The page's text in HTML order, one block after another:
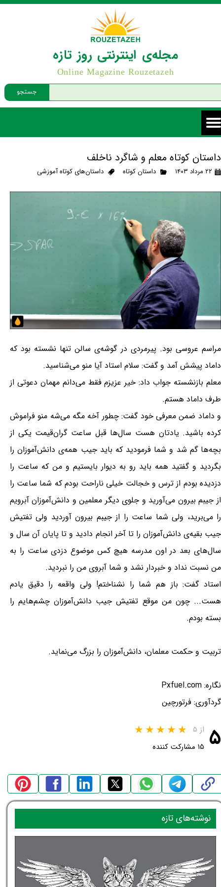
جستجو
مجله‌ی اینترنتی روز تازه
Online Magazine Rouzetazeh
داستان کوتاه معلم و شاگرد ناخلف
۲۲ مرداد ۱۴۰۳ داستان کوتاه داستان‌های کوتاه آموزشی
مراسم عروسی بود. پیرمردی در گوشه‌ی سالن تنها نشسته بود که
داماد پیشش آمد و‌ گفت: سلام استاد آیا منو می‌شناسید.
معلم بازنشسته جواب داد: خیر عزیزم فقط می‌دانم مهمان دعوتی از
طرف داماد هستم.
و داماد ضمن معرفی خود گفت: چطور آخه مگه می‌شه منو فراموش
کرده باشید. یادتان هست سال‌ها قبل ساعت گران‌قیمت یکی از
بچه‌ها گم شد و شما فرمودید که باید جیب همه‌ی دانش‌آموزان را
بگردید و گفتید همه باید رو به دیوار بایستیم و من که ساعت را
دزدیده بودم از ترس و خجالت خیلی ناراحت بودم که شما ساعت را
از جیبم بیرون می‌آورید و جلوی دیگر معلمین و دانش‌آموزان آبرویم
را می‌برید، ولی شما ساعت را از جیبم بیرون آوردید ولی تفتیش
جیب بقیه‌ی دانش‌آموزان را تا آخر انجام دادید و تا پایان آن سال و
سال‌های بعد در اون مدرسه هیچ کس موضوع دزدی ساعت را به
من نسبت نداد و خبردار نشد و شما آبروی من را نبردید.
استاد گفت: باز هم شما را نشناختم! ولی واقعه را دقیق یادم
هست... چون من موقع تفتیش جیب دانش‌آموزان چشم‌هایم را
بسته بودم.
تربیت و حکمت معلمان، دانش‌آموزان را بزرگ می‌نماید.
نگاره: Pxfuel.com
گردآوری: فرتورچین
۵ از ۵
۱۵ مشارکت کننده
نوشته‌های تازه